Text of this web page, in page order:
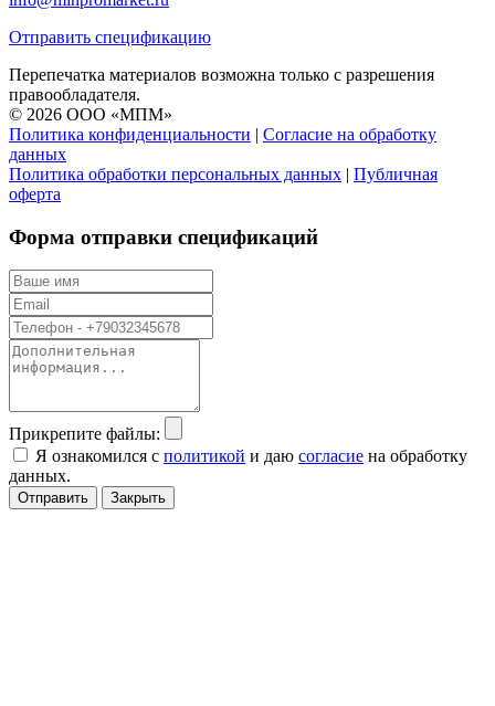
Отправить спецификацию
Перепечатка материалов возможна только с разрешения
правообладателя.
© 2026 ООО «МПМ»
Политика конфиденциальности | Согласие на обработку
данных
Политика обработки персональных данных | Публичная
оферта
Форма отправки спецификаций
Прикрепите файлы:
Я ознакомился с политикой и даю согласие на обработку
данных.
Отправить Закрыть